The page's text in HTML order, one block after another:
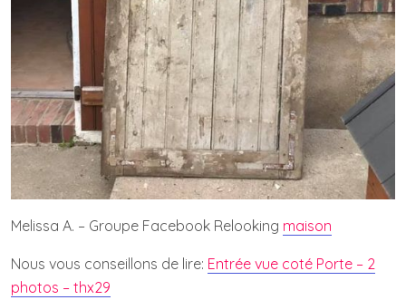
Melissa A. – Groupe Facebook Relooking maison
Nous vous conseillons de lire: Entrée vue coté Porte – 2
photos – thx29